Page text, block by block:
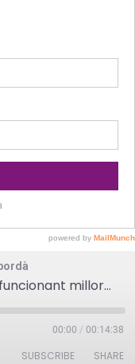
Anna Andreu: “Vigília està funcionant millor del que m’esperava”
00:00 / 00:14:38
SUBSCRIBE SHARE